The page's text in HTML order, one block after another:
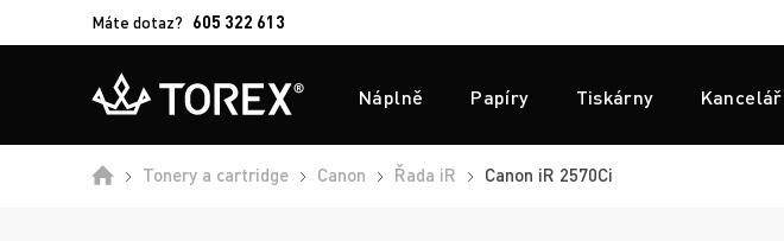
Máte dotaz? 605 322 613
Náplně Papíry Tiskárny Kancelář
ÚvodTonery a cartridge Canon Řada iR Canon iR 2570Ci